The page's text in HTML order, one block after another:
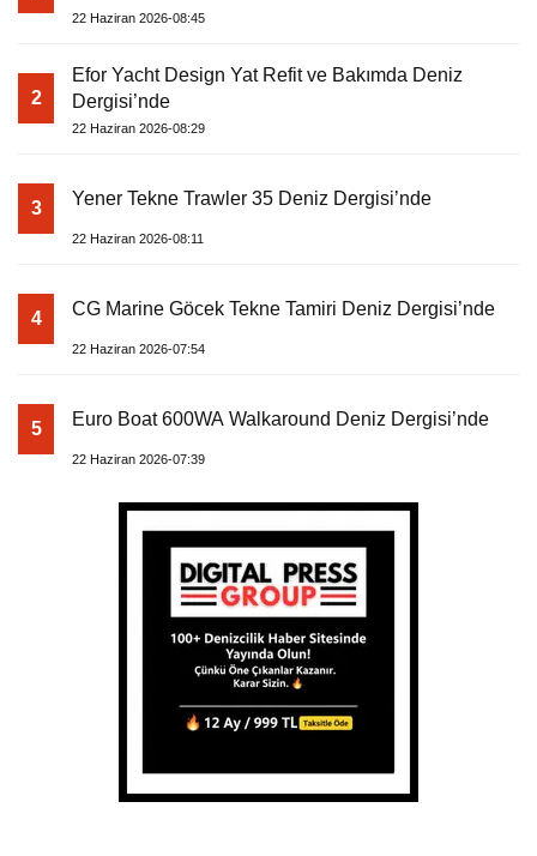
22 Haziran 2026-08:45
2
Efor Yacht Design Yat Refit ve Bakımda Deniz
Dergisi’nde
22 Haziran 2026-08:29
3 Yener Tekne Trawler 35 Deniz Dergisi’nde
22 Haziran 2026-08:11
4 CG Marine Göcek Tekne Tamiri Deniz Dergisi’nde
22 Haziran 2026-07:54
5 Euro Boat 600WA Walkaround Deniz Dergisi’nde
22 Haziran 2026-07:39